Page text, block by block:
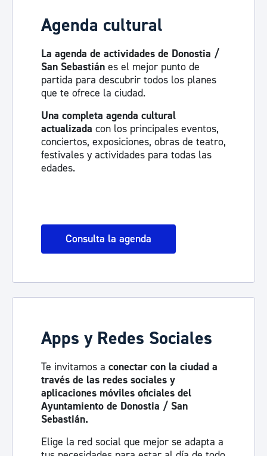
Agenda cultural
La agenda de actividades de Donostia /
San Sebastián es el mejor punto de
partida para descubrir todos los planes
que te ofrece la ciudad.
Una completa agenda cultural
actualizada con los principales eventos,
conciertos, exposiciones, obras de teatro,
festivales y actividades para todas las
edades.
Consulta la agenda
Apps y Redes Sociales
Te invitamos a conectar con la ciudad a
través de las redes sociales y
aplicaciones móviles oficiales del
Ayuntamiento de Donostia / San
Sebastián.
Elige la red social que mejor se adapta a